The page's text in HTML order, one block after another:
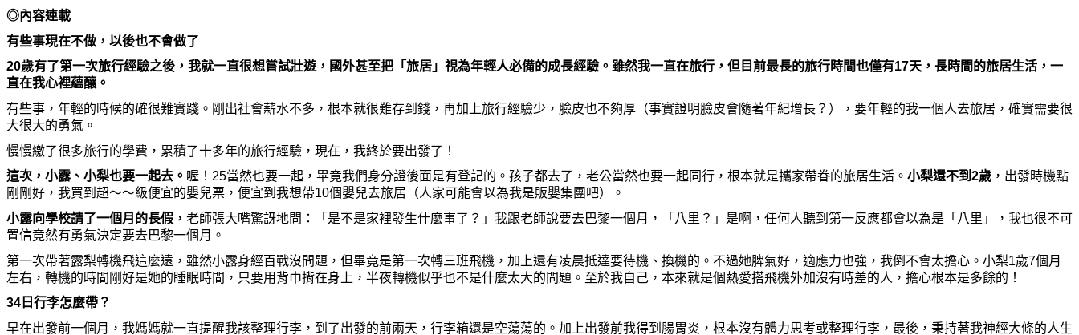
◎內容連載
有些事現在不做，以後也不會做了
20歲有了第一次旅行經驗之後，我就一直很想嘗試壯遊，國外甚至把「旅居」視為年輕人必備的成長經驗。雖然我一直在旅行，但目前最長的旅行時間也僅有17天，長時間的旅居生活，一
直在我心裡蘊釀。
有些事，年輕的時候的確很難實踐。剛出社會薪水不多，根本就很難存到錢，再加上旅行經驗少， 臉皮也不夠厚（事實證明臉皮會隨著年紀增長？），要年輕的我一個人去旅居，確實需要很
大很大的勇氣。
慢慢繳了很多旅行的學費，累積了十多年的旅行經驗，現在，我終於要出發了！
這次，小露、小梨也要一起去。 喔！25當然也要一起，畢竟我們身分證後面是有登記的。孩子都去了，老公當然也要一起同行，根本就是攜家帶眷的旅居生活。 小梨還不到2歲 ，出發時機點
剛剛好，我買到超～～級便宜的嬰兒票，便宜到我想帶10個嬰兒去旅居（人家可能會以為我是販嬰集團 吧）。
小露向學校請了一個月的長假， 老師張大嘴驚訝地問：「是不是家裡發生什麼事了？」我跟老師說要去巴黎一個月，「八里？」是啊 ，任何人聽到第一反應都會以為是「八里」，我也很不可
置信竟然有勇氣決定要去巴黎一個月。
第一次帶著露梨轉機飛這麼遠，雖然小露身經百戰沒問題，但畢竟是第一次轉三班飛機，加上還有凌晨抵達要待機、換機的。不過她脾氣好，適應力也強 ，我倒不會太擔心。小梨1歲7個月
左右，轉機的時間剛好是她的睡眠時間，只要用背巾揹在身上，半夜轉機似乎也不是什麼太大的問題。至於我自己，本來就是個熱愛搭飛機外加沒有時差的人，擔心根本是多餘的！
34 日行李怎麼帶？
早在出發前一個月，我媽媽就一直提醒我該整理行李，到了出發的前兩天，行李箱還是空蕩蕩的。加上出發前我得到腸胃炎，根本沒有體力思考或整理行李，最後，秉持著我神經大條的人生